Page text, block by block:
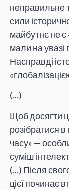
неправильне
сили
майбутнє не є
мали на увазі
Насправді
(…)
Щоб досягти
розібратися
часу» —
суміш
(…) Після
цієї починає